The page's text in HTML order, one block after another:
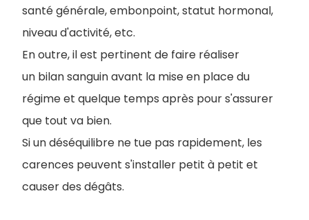
santé générale, embonpoint, statut hormonal,
niveau d'activité, etc.
En outre, il est pertinent de faire réaliser
un bilan sanguin avant la mise en place du
régime et quelque temps après pour s'assurer
que tout va bien.
Si un déséquilibre ne tue pas rapidement, les
carences peuvent s'installer petit à petit et
causer des dégâts.